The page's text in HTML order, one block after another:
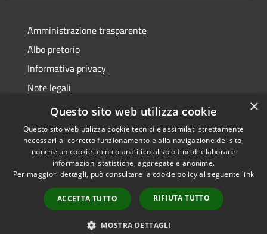
Amministrazione trasparente
Albo pretorio
Informativa privacy
Note legali
Dichiarazione di accessibilità
Accessibilità
Copyright © 2026 • Comune di
Castellana Grotte • Powered
byMunicipium
Accesso
redazione
×
Questo sito web utilizza cookie
Questo sito web utilizza cookie tecnici e assimilati strettamente
necessari al corretto funzionamento e alla navigazione del sito,
nonché un cookie tecnico analitico al solo fine di elaborare
informazioni statistiche, aggregate e anonime.
Per maggiori dettagli, può consultare la cookie policy al seguente link
ACCETTA TUTTO RIFIUTA TUTTO
MOSTRA DETTAGLI